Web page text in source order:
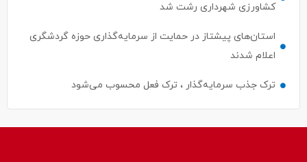
کشاورزی شهرداری رشت شد
استان‌های پیشتاز در حمایت از سرمایه‌گذاری حوزه گردشگری
اعلام شدند
ترک جذب سرمایه‌گذار ، ترک فعل محسوب می‌شود